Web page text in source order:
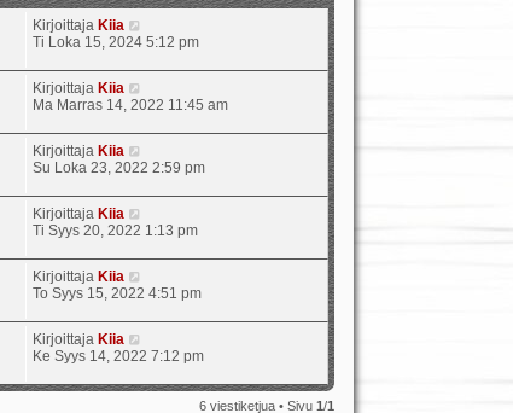
KirjoittajaKiia
Ti Loka 15, 2024 5:12 pm
KirjoittajaKiia
Ma Marras 14, 2022 11:45 am
KirjoittajaKiia
Su Loka 23, 2022 2:59 pm
KirjoittajaKiia
Ti Syys 20, 2022 1:13 pm
KirjoittajaKiia
To Syys 15, 2022 4:51 pm
KirjoittajaKiia
Ke Syys 14, 2022 7:12 pm
6 viestiketjua • Sivu1/1